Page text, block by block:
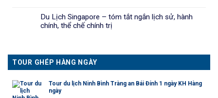
Du Lịch Singapore – tóm tắt ngắn lịch sử, hành
chính, thể chế chính trị
TOUR GHÉP HÀNG NGÀY
Tour du lịch Ninh Bình Tràng an Bái Đính 1 ngày KH Hàng
ngày